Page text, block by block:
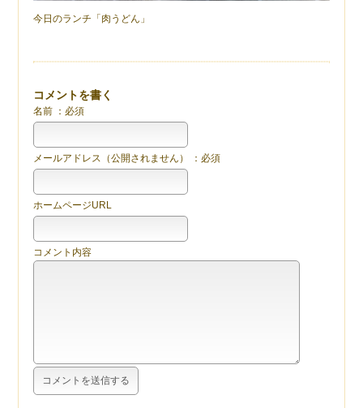
今日のランチ「肉うどん」
コメントを書く
名前 ：必須
メールアドレス（公開されません） ：必須
ホームページURL
コメント内容